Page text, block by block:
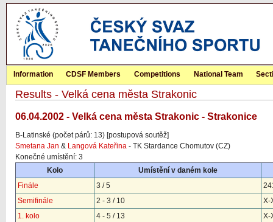
Information CDSF Members Competitions National Team
Results - Velká cena města Strakonic
06.04.2002 - Velká cena města Strakonic - Strakonice
B-Latinské (počet párů: 13) [postupová soutěž]
Smetana Jan & Langová Kateřina - TK Stardance Chomutov (CZ)
Konečné umístění: 3
Kolo
Umístění v daném kole
Finále
3 / 5
Semifinále
2 - 3 / 10
X-
1. kolo
4 - 5 / 13
X-